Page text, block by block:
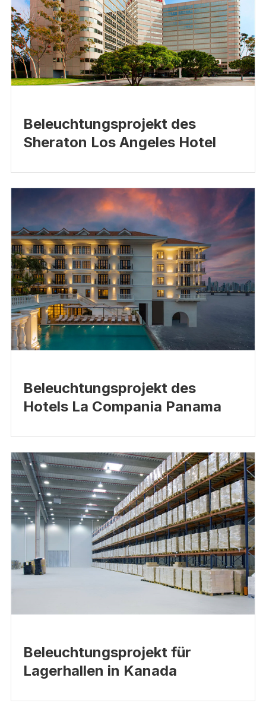
Beleuchtungsprojekt des
Sheraton Los Angeles Hotel
Beleuchtungsprojekt des
Hotels La Compania Panama
Beleuchtungsprojekt für
Lagerhallen in Kanada